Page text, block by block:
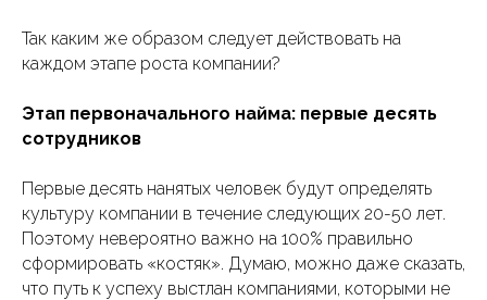
Так каким же образом следует действовать на
каждом этапе роста компании?
Этап первоначального найма: первые десять
сотрудников
Первые десять нанятых человек будут определять
культуру компании в течение следующих 20-50 лет.
Поэтому невероятно важно на 100% правильно
сформировать «костяк». Думаю, можно даже сказать,
что путь к успеху выстлан компаниями, которыми не